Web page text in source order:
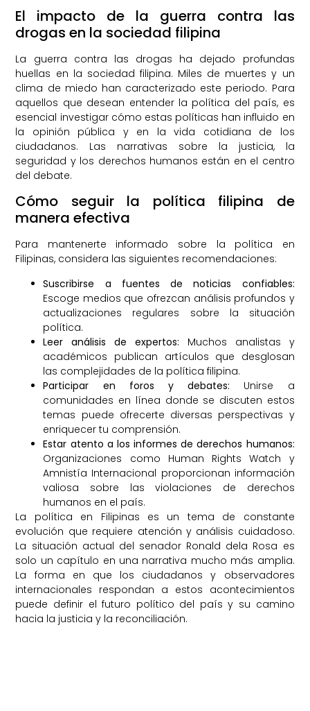
El impacto de la guerra contra las
drogas en la sociedad filipina
La guerra contra las drogas ha dejado profundas
huellas en la sociedad filipina. Miles de muertes y un
clima de miedo han caracterizado este periodo. Para
aquellos que desean entender la política del país, es
esencial investigar cómo estas políticas han influido en
la opinión pública y en la vida cotidiana de los
ciudadanos. Las narrativas sobre la justicia, la
seguridad y los derechos humanos están en el centro
del debate.
Cómo seguir la política filipina de
manera efectiva
Para mantenerte informado sobre la política en
Filipinas, considera las siguientes recomendaciones:
Suscribirse a fuentes de noticias confiables:
Escoge medios que ofrezcan análisis profundos y
actualizaciones regulares sobre la situación
política.
Leer análisis de expertos: Muchos analistas y
académicos publican artículos que desglosan
las complejidades de la política filipina.
Participar en foros y debates: Unirse a
comunidades en línea donde se discuten estos
temas puede ofrecerte diversas perspectivas y
enriquecer tu comprensión.
Estar atento a los informes de derechos humanos:
Organizaciones como Human Rights Watch y
Amnistía Internacional proporcionan información
valiosa sobre las violaciones de derechos
humanos en el país.
La política en Filipinas es un tema de constante
evolución que requiere atención y análisis cuidadoso.
La situación actual del senador Ronald dela Rosa es
solo un capítulo en una narrativa mucho más amplia.
La forma en que los ciudadanos y observadores
internacionales respondan a estos acontecimientos
puede definir el futuro político del país y su camino
hacia la justicia y la reconciliación.